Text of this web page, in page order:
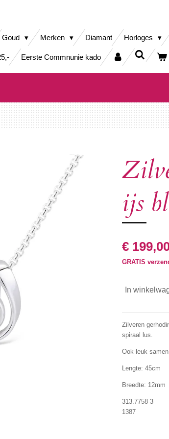
Goud Merken Diamant Horloges
Eerste Commnunie kado
ijs
€
GRATIS
In
Zilveren
spiraal lus.
Ook leuk
Lengte: 45cm
Breedte: 12mm
313.7758-3
1387